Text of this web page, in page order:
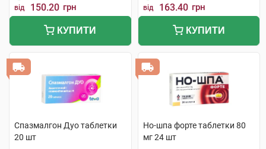
від 150.20 грн
КУПИТИ
від 163.40 грн
КУПИТИ
Спазмалгон Дуо таблетки
20 шт
Но-шпа форте таблетки 80
мг 24 шт